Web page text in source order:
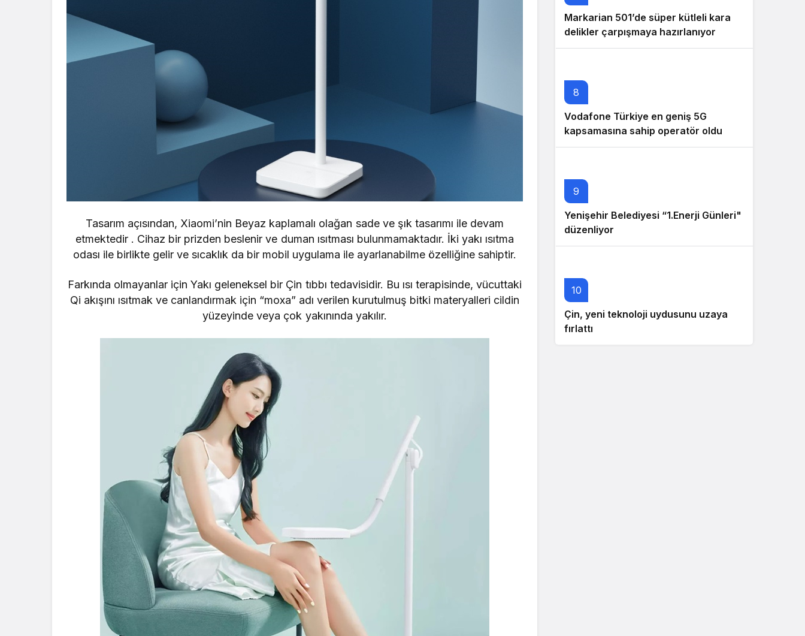
Tasarım açısından, Xiaomi’nin Beyaz kaplamalı olağan sade ve şık tasarımı ile devam
etmektedir . Cihaz bir prizden beslenir ve duman ısıtması bulunmamaktadır. İki yakı ısıtma
odası ile birlikte gelir ve sıcaklık da bir mobil uygulama ile ayarlanabilme özelliğine sahiptir.
Farkında olmayanlar için Yakı geleneksel bir Çin tıbbı tedavisidir. Bu ısı terapisinde, vücuttaki
Qi akışını ısıtmak ve canlandırmak için “moxa” adı verilen kurutulmuş bitki materyalleri cildin
yüzeyinde veya çok yakınında yakılır.
Markarian 501’de süper kütleli kara
delikler çarpışmaya hazırlanıyor
8
Vodafone Türkiye en geniş 5G
kapsamasına sahip operatör oldu
9
Yenişehir Belediyesi “1.Enerji Günleri"
düzenliyor
10
Çin, yeni teknoloji uydusunu uzaya
fırlattı